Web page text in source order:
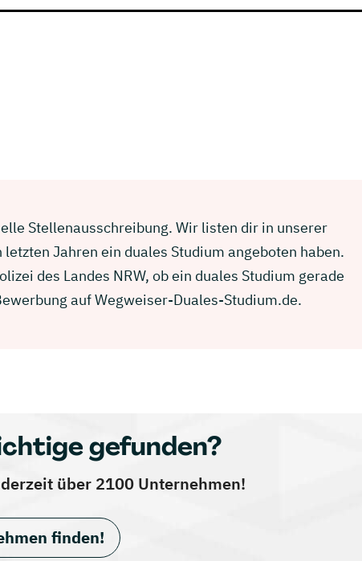
Stellenausschreibung. Wir listen dir in unserer
Jahren ein duales Studium angeboten haben.
des Landes NRW, ob ein duales Studium gerade
auf Wegweiser-Duales-Studium.de.
gefunden?
über 2100 Unternehmen!
finden!